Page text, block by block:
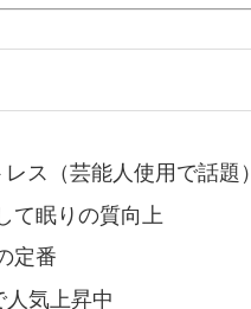
ス（芸能人使用で話題）
て眠りの質向上
定番
人気上昇中